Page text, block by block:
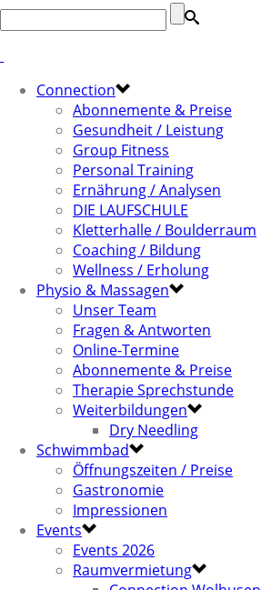
Connection
Abonnemente & Preise
Gesundheit / Leistung
Group Fitness
Personal Training
Ernährung / Analysen
DIE LAUFSCHULE
Kletterhalle / Boulderraum
Coaching / Bildung
Wellness / Erholung
Physio & Massagen
Unser Team
Fragen & Antworten
Online-Termine
Abonnemente & Preise
Therapie Sprechstunde
Weiterbildungen
Dry Needling
Schwimmbad
Öffnungszeiten / Preise
Gastronomie
Impressionen
Events
Events 2026
Raumvermietung